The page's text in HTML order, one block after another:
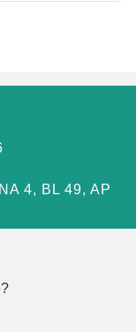
4, BL 49, AP